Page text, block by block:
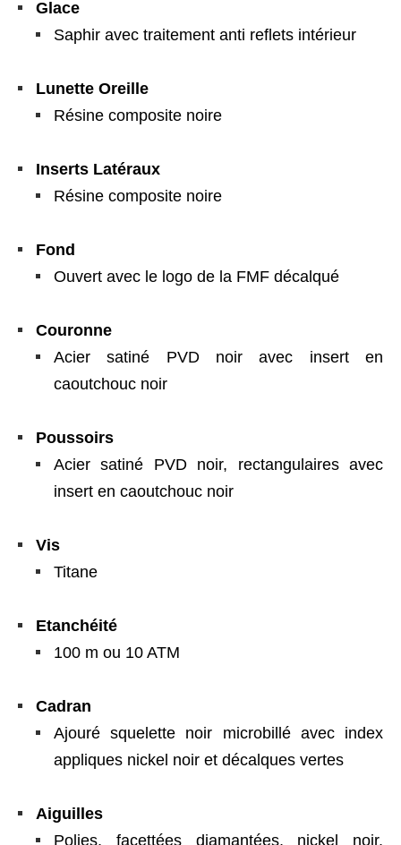
Glace
Saphir avec traitement anti reflets intérieur
Lunette Oreille
Résine composite noire
Inserts Latéraux
Résine composite noire
Fond
Ouvert avec le logo de la FMF décalqué
Couronne
Acier satiné PVD noir avec insert en
caoutchouc noir
Poussoirs
Acier satiné PVD noir, rectangulaires avec
insert en caoutchouc noir
Vis
Titane
Etanchéité
100 m ou 10 ATM
Cadran
Ajouré squelette noir microbillé avec index
appliques nickel noir et décalques vertes
Aiguilles
Polies, facettées diamantées, nickel noir,